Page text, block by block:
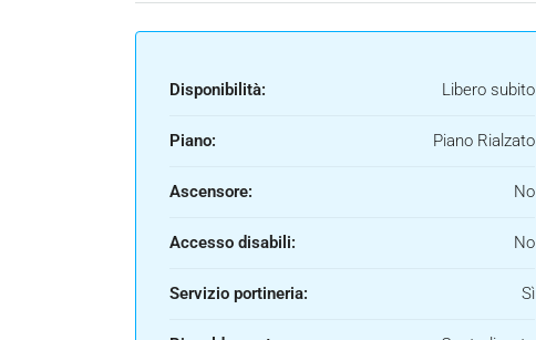
Disponibilità: Libero subito
Piano: Piano Rialzato
Ascensore: No
Accesso disabili: No
Servizio portineria: Sì